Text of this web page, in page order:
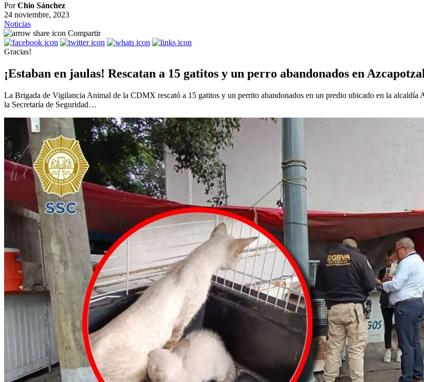
PorChio Sánchez
24 noviembre, 2023
Noticias
Compartir
Gracias!
¡Estaban en jaulas! Rescatan a 15 gatitos y un perro abandonados en
La Brigada de Vigilancia Animal de la CDMX rescató a 15 gatitos y un perrito abandonados en un predio ubicado en la
la Secretaría de Seguridad…